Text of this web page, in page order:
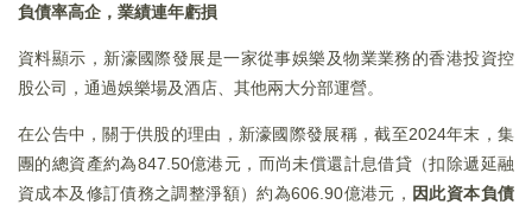
負債率高企，業績連年虧損
資料顯示，新濠國際發展是一家從事娛樂及物業業務的香港投資控
股公司，通過娛樂場及酒店、其他兩大分部運營。
在公告中，關于供股的理由，新濠國際發展稱，截至2024年末，集
團的總資產約為847.50億港元，而尚未償還計息借貸（扣除遞延融
資成本及修訂債務之調整淨額）約為606.90億港元， 因此資本負債